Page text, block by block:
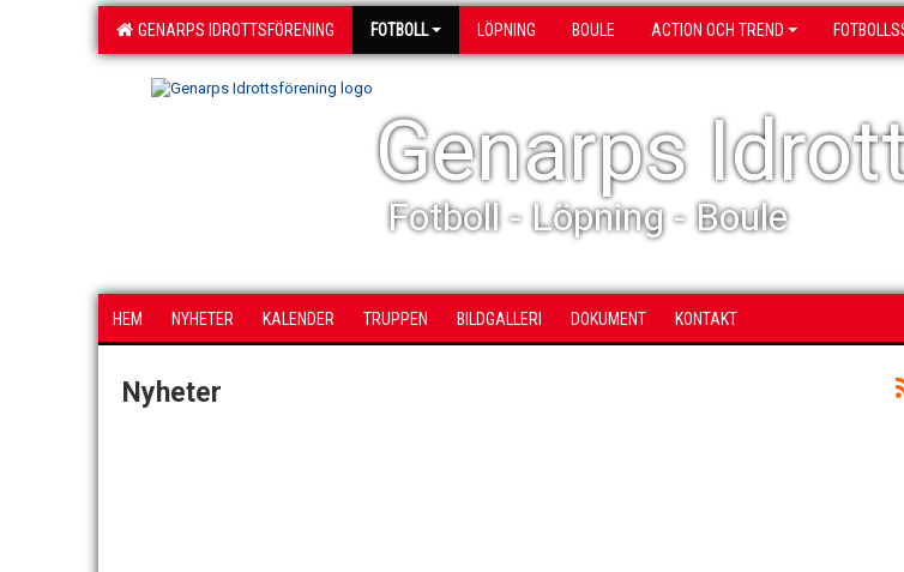
GENARPS IDROTTSFÖRENING FOTBOLL LÖPNING BOULE ACTION OCH TREND
Genarps
Fotboll - Löpning - Boule
HEM NYHETER KALENDER TRUPPEN BILDGALLERI DOKUMENT KONTAKT
Nyheter